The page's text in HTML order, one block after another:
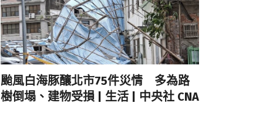
颱風白海豚釀北市75件災情 多為路
樹倒塌、建物受損 | 生活 | 中央社 CNA